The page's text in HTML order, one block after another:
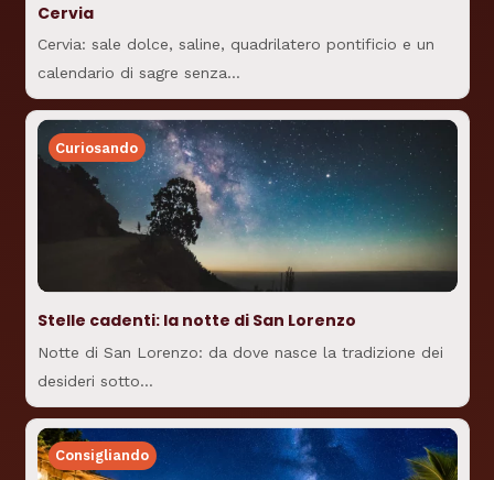
Cervia
Cervia: sale dolce, saline, quadrilatero pontificio e un
calendario di sagre senza…
Curiosando
Stelle cadenti: la notte di San Lorenzo
Notte di San Lorenzo: da dove nasce la tradizione dei
desideri sotto…
Consigliando